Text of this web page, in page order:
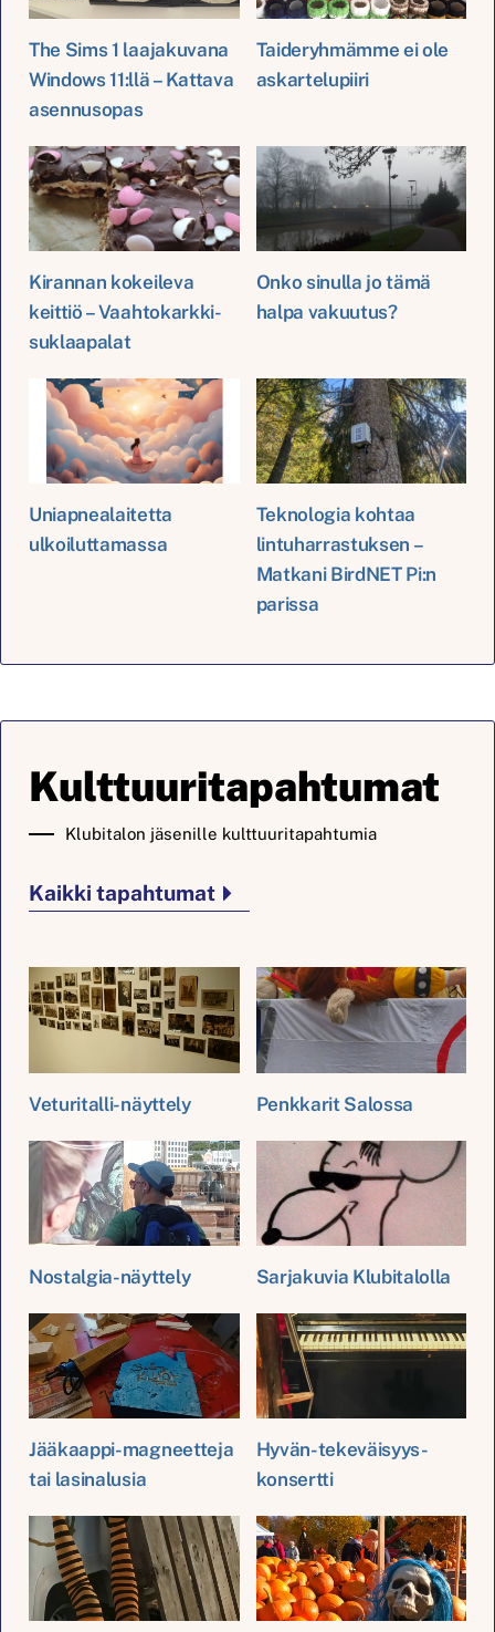
The Sims 1 laajakuvana
Windows 11:llä – Kattava
asennusopas
Taideryhmämme ei ole
askartelupiiri
Kirannan kokeileva
keittiö – Vaahtokarkki-
suklaapalat
Onko sinulla jo tämä
halpa vakuutus?
Uniapnealaitetta
ulkoiluttamassa
Teknologia kohtaa
lintuharrastuksen –
Matkani BirdNET Pi:n
parissa
Kulttuuritapahtumat
Klubitalon jäsenille kulttuuritapahtumia
Kaikki tapahtumat
Veturitalli-näyttely Penkkarit Salossa
Nostalgia-näyttely Sarjakuvia Klubitalolla
Jääkaappi-magneetteja
tai lasinalusia
Hyvän-tekeväisyys-
konsertti